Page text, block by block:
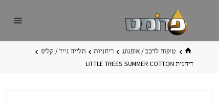
בית טיפוח לרכב / אופנוע ריחניות
תלייה נייר / קליפ
ריחנית LITTLE TREES SUMMER COTTON